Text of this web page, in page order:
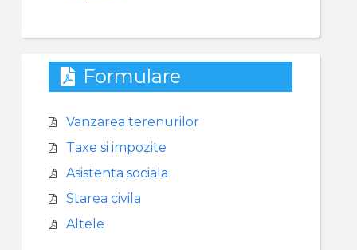
Formulare
Vanzarea terenurilor
Taxe si impozite
Asistenta sociala
Starea civila
Altele